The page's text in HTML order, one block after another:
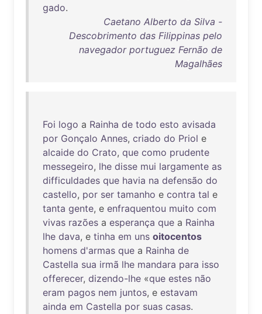
gado.
Caetano Alberto da Silva -
Descobrimento das Filippinas pelo
navegador portuguez Fernão de
Magalhães
Foi logo a Rainha de todo esto avisada
por Gonçalo Annes, criado do Priol e
alcaide do Crato, que como prudente
messegeiro, lhe disse mui largamente as
difficuldades que havia na defensão do
castello, por ser tamanho e contra tal e
tanta gente, e enfraquentou muito com
vivas razões a esperança que a Rainha
lhe dava, e tinha em uns oitocentos
homens d'armas que a Rainha de
Castella sua irmã lhe mandara para isso
offerecer, dizendo-lhe «que estes não
eram pagos nem juntos, e estavam
ainda em Castella por suas casas.